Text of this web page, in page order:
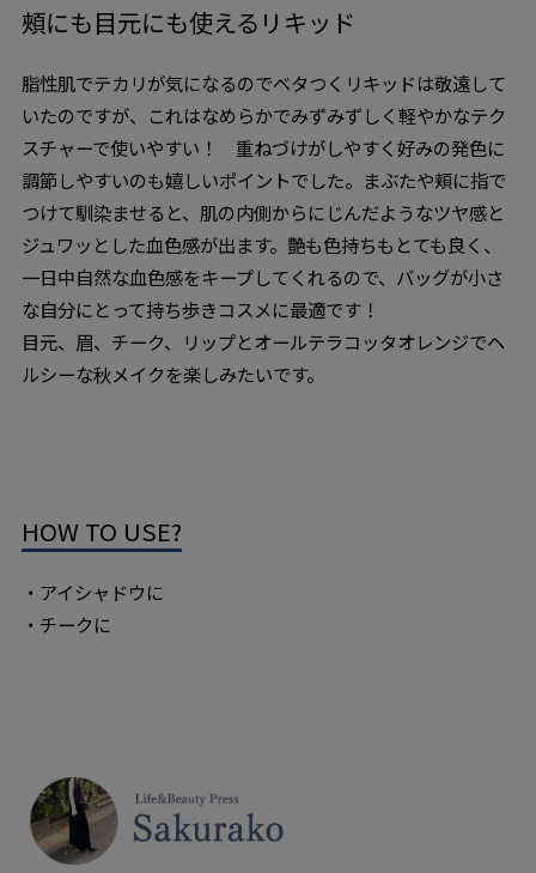
頰にも目元にも使えるリキッド
脂性肌でテカリが気になるのでベタつくリキッドは敬遠して
いたのですが、これはなめらかでみずみずしく軽やかなテク
スチャーで使いやすい！ 重ねづけがしやすく好みの発色に
調節しやすいのも嬉しいポイントでした。まぶたや頬に指で
つけて馴染ませると、肌の内側からにじんだようなツヤ感と
ジュワッとした血色感が出ます。艶も色持ちもとても良く、
一日中自然な血色感をキープしてくれるので、バッグが小さ
な自分にとって持ち歩きコスメに最適です！
目元、眉、チーク、リップとオールテラコッタオレンジでヘ
ルシーな秋メイクを楽しみたいです。
HOW TO USE?
・アイシャドウに
・チークに